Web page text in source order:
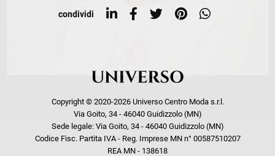
Top ricerche
condividi
Copyright © 2020-2026 Universo Centro Moda s.r.l.
Via Goito, 34 - 46040 Guidizzolo (MN)
Sede legale: Via Goito, 34 - 46040 Guidizzolo (MN)
Codice Fisc. Partita IVA - Reg. Imprese MN n° 00587510207
REA MN - 138618